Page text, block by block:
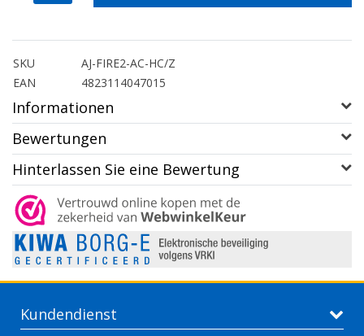
SKU
AJ-FIRE2-AC-HC/Z
EAN
4823114047015
Informationen
Bewertungen
Hinterlassen Sie eine Bewertung
Kundendienst